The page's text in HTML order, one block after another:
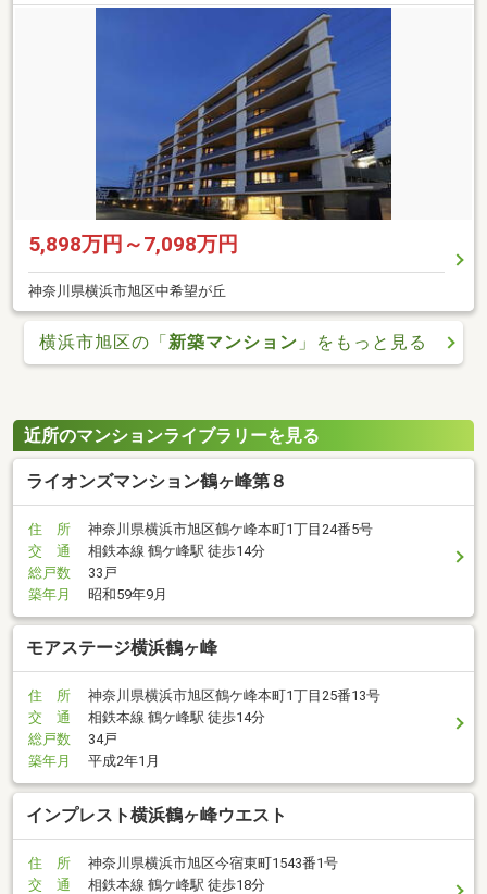
5,898万円～7,098万円
神奈川県横浜市旭区中希望が丘
横浜市旭区の「新築マンション 」をもっと見る
近所のマンションライブラリーを見る
ライオンズマンション鶴ヶ峰第８
住 所
神奈川県横浜市旭区鶴ケ峰本町1丁目24番5号
交 通
相鉄本線 鶴ケ峰駅 徒歩14分
総戸数
33戸
築年月
昭和59年9月
モアステージ横浜鶴ヶ峰
住 所
神奈川県横浜市旭区鶴ケ峰本町1丁目25番13号
交 通
相鉄本線 鶴ケ峰駅 徒歩14分
総戸数
34戸
築年月
平成2年1月
インプレスト横浜鶴ヶ峰ウエスト
住 所
神奈川県横浜市旭区今宿東町1543番1号
交 通
相鉄本線 鶴ケ峰駅 徒歩18分